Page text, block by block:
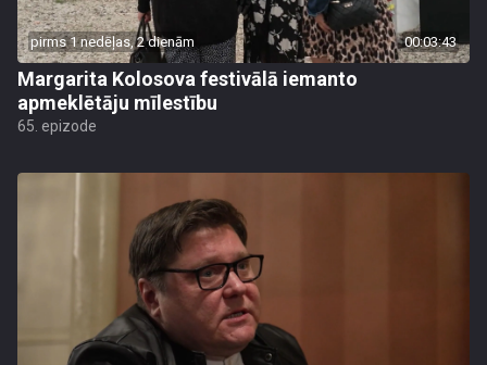
pirms 1 nedēļas, 2 dienām 00:03:43
Margarita Kolosova festivālā iemanto
apmeklētāju mīlestību
65. epizode